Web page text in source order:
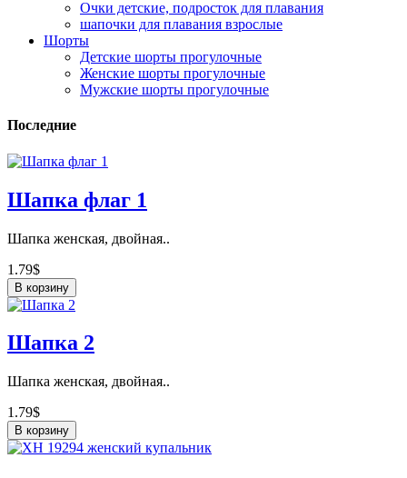
Очки детские, подросток для плавания
шапочки для плавания взрослые
Шорты
Детские шорты прогулочные
Женские шорты прогулочные
Мужские шорты прогулочные
Последние
Шапка флаг 1
Шапка женская, двойная..
1.79$
В корзину
Шапка 2
Шапка женская, двойная..
1.79$
В корзину